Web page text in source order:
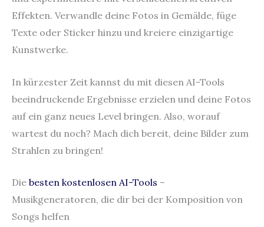
Effekten. Verwandle deine Fotos in Gemälde, füge
Texte oder Sticker hinzu und kreiere einzigartige
Kunstwerke.
In kürzester Zeit kannst du mit diesen AI-Tools
beeindruckende Ergebnisse erzielen und deine Fotos
auf ein ganz neues Level bringen. Also, worauf
wartest du noch? Mach dich bereit, deine Bilder zum
Strahlen zu bringen!
Die besten kostenlosen AI-Tools –
Musikgeneratoren, die dir bei der Komposition von
Songs helfen